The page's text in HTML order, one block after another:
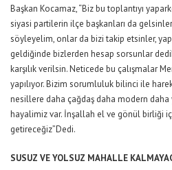
Başkan Kocamaz, “Biz bu toplantıyı
siyasi partilerin ilçe başkanları da gelsinler
söyleyelim, onlar da bizi takip etsinler,
geldiğinde bizlerden hesap sorsunlar
karşılık verilsin. Neticede bu çalışmalar
yapılıyor. Bizim sorumluluk bilinci ile
nesillere daha çağdaş daha modern daha
hayalimiz var. İnşallah el ve gönül birliği
getireceğiz”Dedi.
SUSUZ VE YOLSUZ MAHALLE